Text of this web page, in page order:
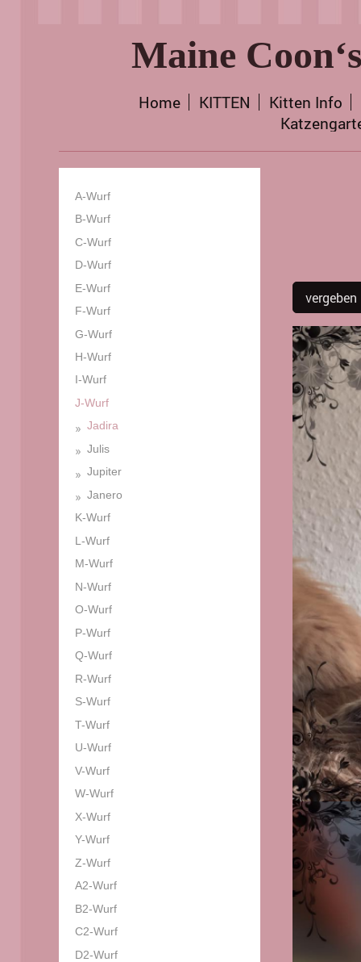
Maine
Home KITTEN Kitten Info
vergeben
A-Wurf
B-Wurf
C-Wurf
D-Wurf
E-Wurf
F-Wurf
G-Wurf
H-Wurf
I-Wurf
J-Wurf
Jadira
Julis
Jupiter
Janero
K-Wurf
L-Wurf
M-Wurf
N-Wurf
O-Wurf
P-Wurf
Q-Wurf
R-Wurf
S-Wurf
T-Wurf
U-Wurf
V-Wurf
W-Wurf
X-Wurf
Y-Wurf
Z-Wurf
A2-Wurf
B2-Wurf
C2-Wurf
D2-Wurf